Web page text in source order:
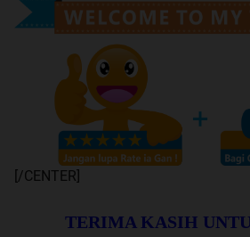
[/CENTER]
TERIMA KASIH